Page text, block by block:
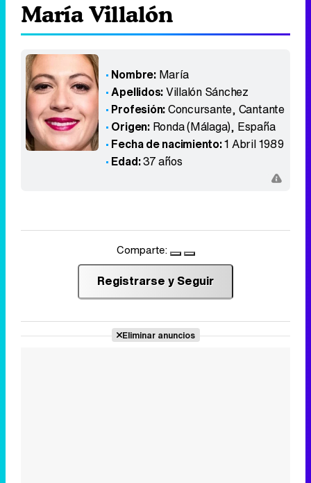
María Villalón
Nombre: María
Apellidos:Villalón Sánchez
Profesión:Concursante, Cantante
Origen: Ronda (Málaga), España
Fecha de nacimiento:1 Abril 1989
Edad:37 años
Comparte:
Registrarse y Seguir
Eliminar anuncios